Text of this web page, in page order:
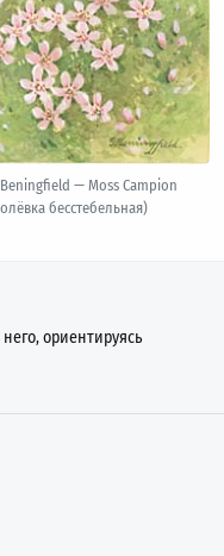
— Moss Campion
бесстебельная)
ориентируясь